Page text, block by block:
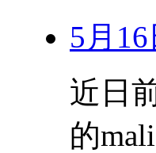
5月
近日
的